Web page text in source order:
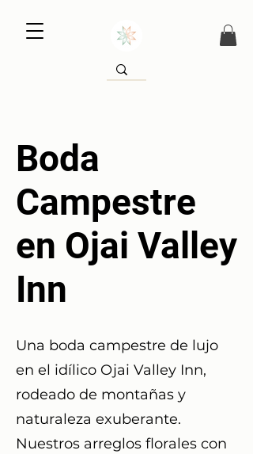
Boda
Campestre
en Ojai Valley
Inn
Una boda campestre de lujo
en el idílico Ojai Valley Inn,
rodeado de montañas y
naturaleza exuberante.
Nuestros arreglos florales con